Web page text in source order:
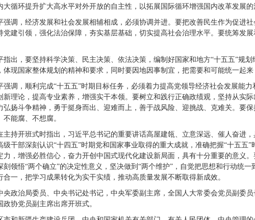
大循环提升扩大高水平对外开放的自主性，以拓展国际循环增强国内改革发展
强调，经济发展和社会发展相辅相成，必须协调并进。要把改善民生作为促进
党建引领，强化法治保障，夯实基层基础，切实提高社会治理水平。要统筹发
指出，要坚持科学决策、民主决策、依法决策，编制好国家和地方“十五五”规
体现国家整体规划的精神和要求，同时要因地因事制宜，把需要和可能统一起来
强调，顺利完成“十五五”时期目标任务，必须着力提高党领导经济社会发展能
新理论，提高专业素养，增强实干本领。要树立和践行正确政绩观，坚持从实
弘扬斗争精神，勇于挺身而出、迎难而上，善于战风险、迎挑战、克难关。要
不能腐、不想腐。
主持开班式时指出，习近平总书记的重要讲话高屋建瓴、立意深远、催人奋进
级干部深刻认识“十四五”时期党和国家事业取得的重大成就，准确把握“十五五
力，增强必胜信心，奋力开创中国式现代化建设新局面，具有十分重要的意义
刻领悟“两个确立”的决定性意义，坚决做到“两个维护”，自觉把思想和行动统
合一，把学习成果转化为实干实绩，推动高质量发展不断取得新成效。
央政治局委员、中央书记处书记，中央军委副主席，全国人大常委会党员副委
政协党员副主席出席开班式。